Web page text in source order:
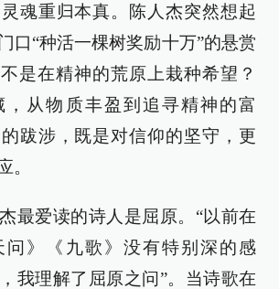
魂重归本真。陈人杰突然想起
口“种活一棵树奖励十万”的悬赏
是在精神的荒原上栽种希望？
，从物质丰盈到追寻精神的富
跋涉，既是对信仰的坚守，更
。
最爱读的诗人是屈原。“以前在
问》《九歌》没有特别深的感
我理解了屈原之问”。当诗歌在